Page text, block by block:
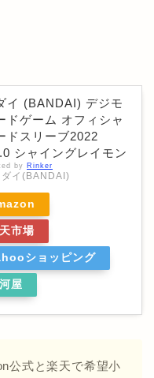
イ (BANDAI) デジモ
ドゲーム オフィシャ
ドスリーブ2022
シャイングレイモン
by Rinker
ダイ(BANDAI)
市場
ショッピング
屋
公式と楽天で希望小